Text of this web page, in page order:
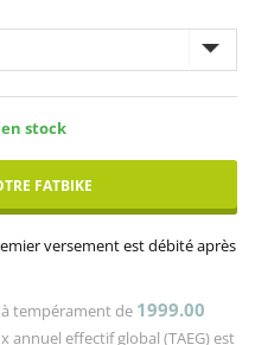
en stock
FATBIKE
versement est débité après
tempérament de 1999.00
annuel effectif global (TAEG) est